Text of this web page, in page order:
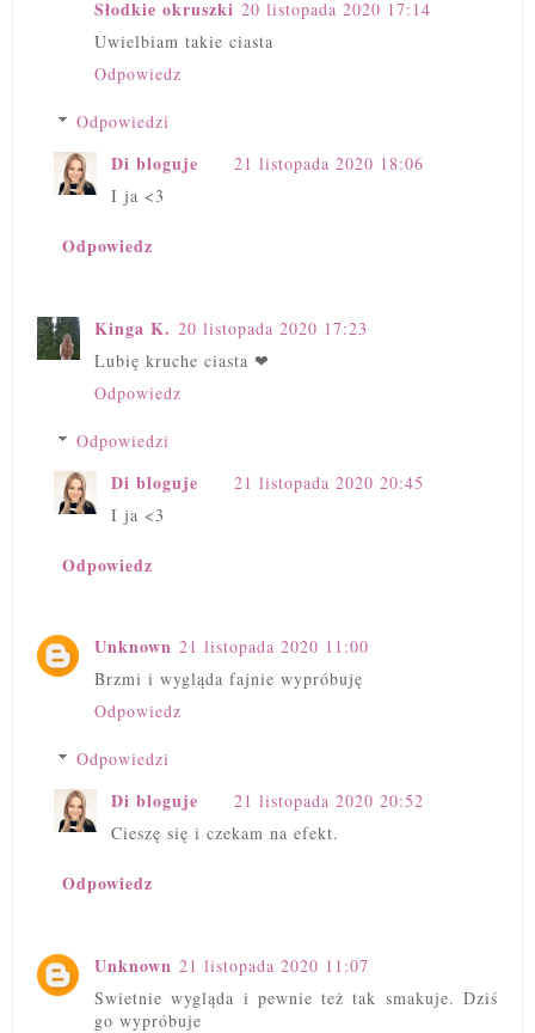
Słodkie okruszki 20 listopada 2020 17:14
Uwielbiam takie ciasta
Odpowiedz
Odpowiedzi
Di bloguje
21 listopada 2020 18:06
I ja <3
Odpowiedz
Kinga K. 20 listopada 2020 17:23
Lubię kruche ciasta ❤
Odpowiedz
Odpowiedzi
Di bloguje
21 listopada 2020 20:45
I ja <3
Odpowiedz
Unknown 21 listopada 2020 11:00
Brzmi i wygląda fajnie wypróbuję
Odpowiedz
Odpowiedzi
Di bloguje
21 listopada 2020 20:52
Cieszę się i czekam na efekt.
Odpowiedz
Unknown 21 listopada 2020 11:07
Swietnie wygląda i pewnie też tak smakuje. Dziś
go wypróbuje